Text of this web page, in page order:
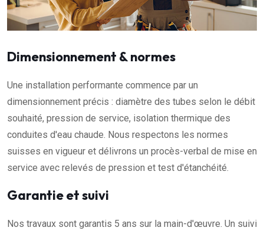
Dimensionnement & normes
Une installation performante commence par un
dimensionnement précis : diamètre des tubes selon le débit
souhaité, pression de service, isolation thermique des
conduites d'eau chaude. Nous respectons les normes
suisses en vigueur et délivrons un procès-verbal de mise en
service avec relevés de pression et test d'étanchéité.
Garantie et suivi
Nos travaux sont garantis 5 ans sur la main-d'œuvre. Un suivi